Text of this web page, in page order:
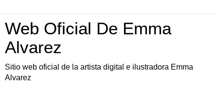
Web Oficial De Emma
Alvarez
Sitio web oficial de la artista digital e ilustradora Emma
Alvarez